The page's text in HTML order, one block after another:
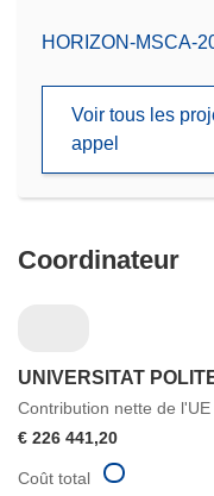
(s’ouvre
nouvelle
fenêtre)
HORIZON-MSCA-
Voir tous les
appel
Coordinateur
UNIVERSITAT
Contribution nette de l'UE
€ 226 441,20
Coût total